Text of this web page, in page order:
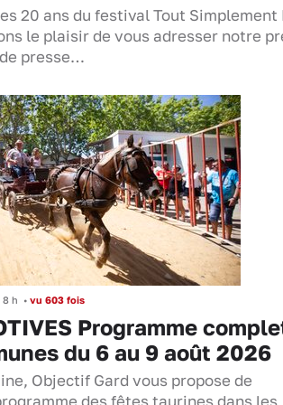
20 ans du festival Tout Simplement
le plaisir de vous adresser notre
presse…
8 h • vu 603 fois
Programme
du 6 au 9 août 2026
Objectif Gard vous propose de